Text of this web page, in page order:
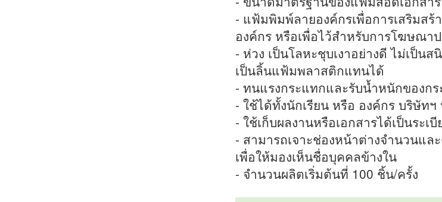
- แฟ้มพิมพ์ลายองค์กรเพื่อการเสริมส
องค์กร หรือเพื่อไว้สำหรับการโฆษณา
- ห่วง เป็นโลหะชุบเงาอย่างดี ไม่เป็นส
เป็นลิ้นแฟ้มพลาสติกแทนได้
- ทนแรงกระแทกและรับน้ำหนักของก
- ใช้ได้ทั้งนักเรียน หรือ องค์กร บริษัท
- ใช้เก็บผลงานหรือเอกสารได้เป็นระเบี
- สามารถเจาะช่องหน้าต่างจำนวนแ
เพื่อให้มองเห็นชื่อบุคคลข้างใน
- จำนวนผลิตเริ่มต้นที่ 100 ชิ้น/ครั้ง